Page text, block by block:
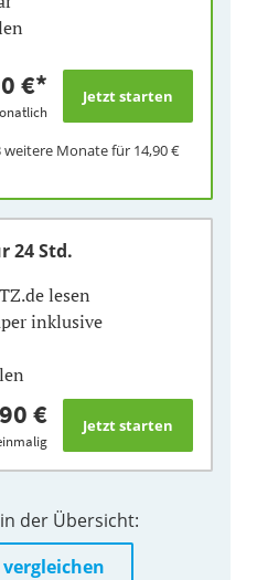
€*
weitere Monate für 14,90 €
24 Std.
lesen
inklusive
€
der Übersicht: